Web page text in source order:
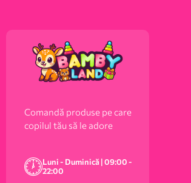
Comandă produse pe care
copilul tău să le adore
Luni - Duminică | 09:00 -
22:00